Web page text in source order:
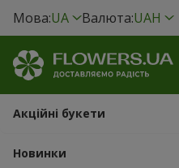
Мова:UA Валюта:UAH
Акційні букети
Новинки